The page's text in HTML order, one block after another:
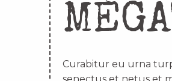
Curabitur eu urna